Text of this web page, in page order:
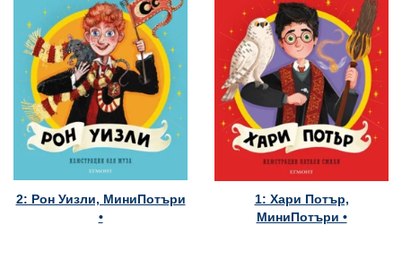
2: Рон Уизли, МиниПотъри
•
1: Хари Потър,
МиниПотъри •